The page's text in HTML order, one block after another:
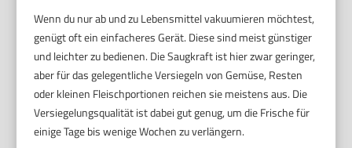
Wenn du nur ab und zu Lebensmittel vakuumieren möchtest,
genügt oft ein einfacheres Gerät. Diese sind meist günstiger
und leichter zu bedienen. Die Saugkraft ist hier zwar geringer,
aber für das gelegentliche Versiegeln von Gemüse, Resten
oder kleinen Fleischportionen reichen sie meistens aus. Die
Versiegelungsqualität ist dabei gut genug, um die Frische für
einige Tage bis wenige Wochen zu verlängern.